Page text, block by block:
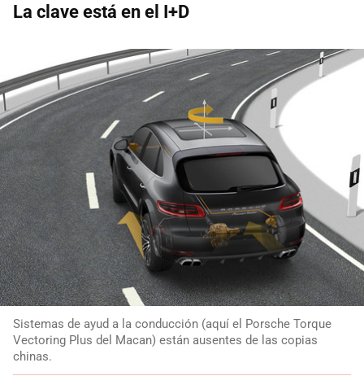
La clave está en el I+D
Sistemas de ayud a la conducción (aquí el Porsche Torque
Vectoring Plus del Macan) están ausentes de las copias
chinas.